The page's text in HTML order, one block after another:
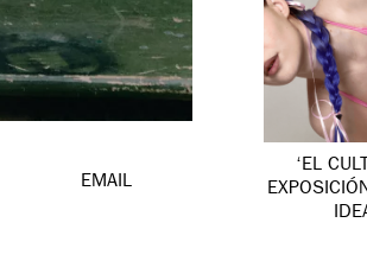
EMAIL
‘EL